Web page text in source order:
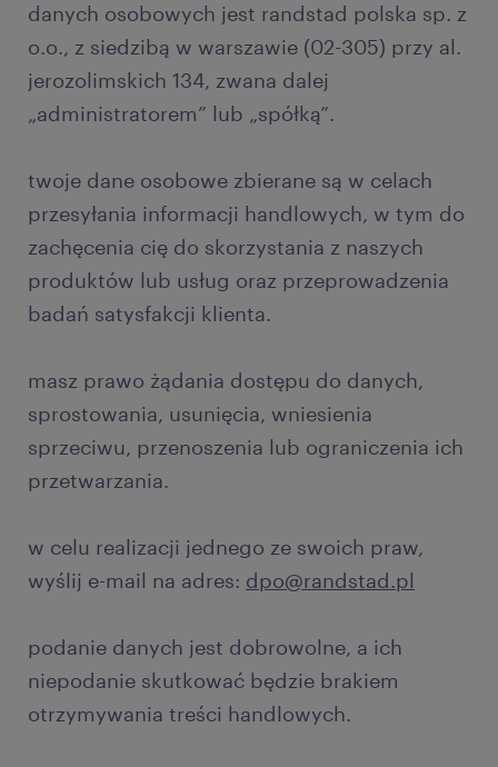
danych osobowych jest randstad polska sp. z
o.o., z siedzibą w warszawie (02-305) przy al.
jerozolimskich 134, zwana dalej
„administratorem” lub „spółką”.
twoje dane osobowe zbierane są w celach
przesyłania informacji handlowych, w tym do
zachęcenia cię do skorzystania z naszych
produktów lub usług oraz przeprowadzenia
badań satysfakcji klienta.
masz prawo żądania dostępu do danych,
sprostowania, usunięcia, wniesienia
sprzeciwu, przenoszenia lub ograniczenia ich
przetwarzania.
w celu realizacji jednego ze swoich praw,
wyślij e-mail na adres: dpo@randstad.pl
podanie danych jest dobrowolne, a ich
niepodanie skutkować będzie brakiem
otrzymywania treści handlowych.